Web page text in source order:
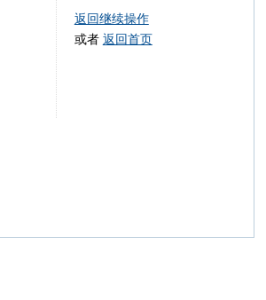
返回继续操作
或者 返回首页